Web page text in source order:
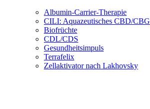
Albumin-Carrier-Therapie
CILI: Aquazeutisches CBD/CBG
Biofrüchte
CDL/CDS
Gesundheitsimpuls
Terrafelix
Zellaktivator nach Lakhovsky